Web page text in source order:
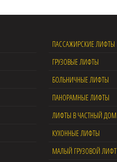
ПАССАЖИРСКИЕ ЛИФТЫ
ГРУЗОВЫЕ ЛИФТЫ
БОЛЬНИЧНЫЕ ЛИФТЫ
ПАНОРАМНЫЕ ЛИФТЫ
ЛИФТЫ В ЧАСТНЫЙ ДОМ
КУХОННЫЕ ЛИФТЫ
МАЛЫЙ ГРУЗОВОЙ ЛИФТ